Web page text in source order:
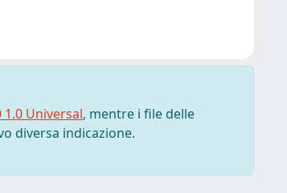
1.0 Universal, mentre i file delle
diversa indicazione.